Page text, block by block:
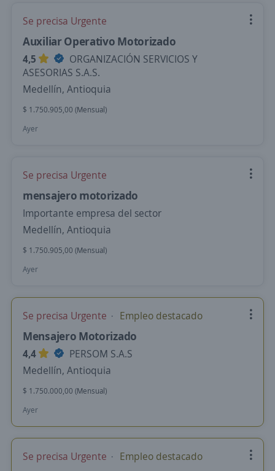
Se precisa Urgente
Auxiliar Operativo Motorizado
4,5
ORGANIZACIÓN SERVICIOS Y
ASESORIAS S.A.S.
Medellín, Antioquia
$ 1.750.905,00 (Mensual)
Ayer
Se precisa Urgente
mensajero motorizado
Importante empresa del sector
Medellín, Antioquia
$ 1.750.905,00 (Mensual)
Ayer
Se precisa Urgente Empleo destacado
Mensajero Motorizado
4,4
PERSOM S.A.S
Medellín, Antioquia
$ 1.750.000,00 (Mensual)
Ayer
Se precisa Urgente Empleo destacado